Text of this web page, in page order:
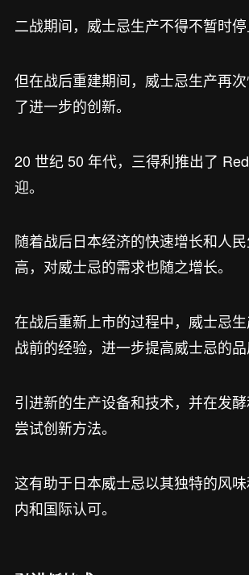
二战期间，威士忌生产不得不暂时停
但在战后重建期间，威士忌生产再
了进一步的创新。
20 世纪 50 年代，三得利推出了
迎。
随着战后日本经济的快速增长和人
高，对威士忌的需求也随之增长。
在战后重新上市的过程中，威士忌
战前的经验，进一步提高威士忌的品
引进新的生产设备和技术，并在发
尝试创新方法。
这有助于日本威士忌以其独特的风
内和国际认可。